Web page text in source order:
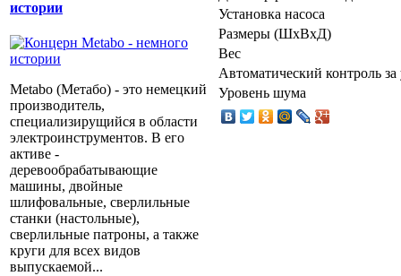
истории
Metabo (Метабо) - это немецкий
производитель,
специализирущийся в области
электроинструментов. В его
активе -
деревообрабатывающие
машины, двойные
шлифовальные, сверлильные
станки (настольные),
сверлильные патроны, а также
круги для всех видов
выпускаемой...
Установка насоса
Размеры (ШхВхД)
Вес
Автоматический контроль
Уровень шума